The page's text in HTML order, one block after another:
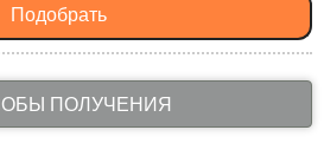
Подобрать
ПОЛУЧЕНИЯ